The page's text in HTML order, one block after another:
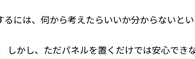
には、何から考えたらいいか分からないとい
かし、ただパネルを置くだけでは安心でき